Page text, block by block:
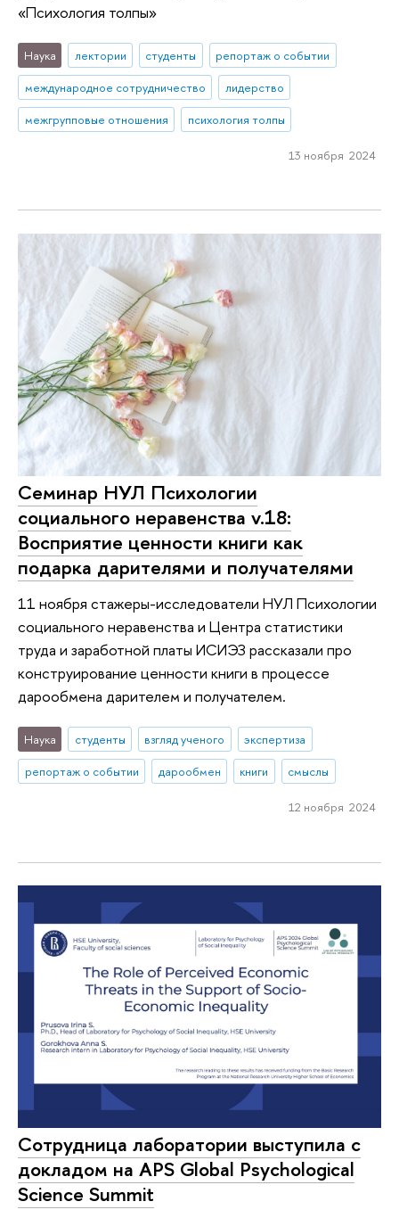
«Психология толпы»
Наука лектории студенты
репортаж о событии
международное сотрудничество
лидерство
межгрупповые отношения
психология толпы
13 ноября 2024
Cеминар НУЛ Психологии
социального неравенства v.18:
Восприятие ценности книги как
подарка дарителями и получателями
11 ноября стажеры-исследователи НУЛ Психологии
социального неравенства и Центра статистики
труда и заработной платы ИСИЭЗ рассказали про
конструирование ценности книги в процессе
дарообмена дарителем и получателем.
Наука студенты взгляд ученого
экспертиза
репортаж о событии
дарообмен книги смыслы
12 ноября 2024
Сотрудница лаборатории выступила с
докладом на APS Global Psychological
Science Summit